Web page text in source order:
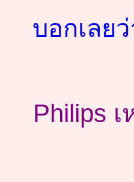
บอกเลย
Philips